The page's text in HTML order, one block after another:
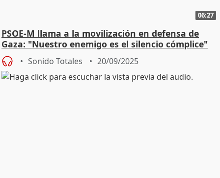
06:27
PSOE-M llama a la movilización en defensa de
Gaza: "Nuestro enemigo es el silencio cómplice"
Sonido Totales 20/09/2025